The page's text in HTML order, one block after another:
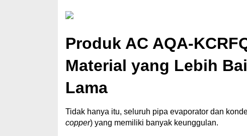
Produk AC AQA-
Material yang Lebih
Lama
Tidak hanya itu, seluruh pipa evaporator dan
copper) yang memiliki banyak keunggulan.